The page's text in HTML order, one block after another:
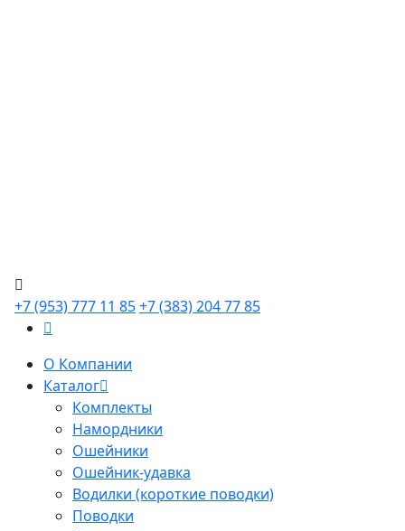
+7 (953) 777 11 85+7 (383) 204 77 85
О Компании
Каталог
Комплекты
Намордники
Ошейники
Ошейник-удавка
Водилки (короткие поводки)
Поводки